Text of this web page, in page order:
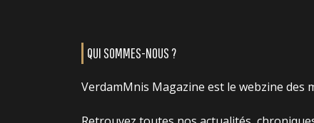
QUI SOMMES-NOUS ?
VerdamMnis Magazine est le webzine des